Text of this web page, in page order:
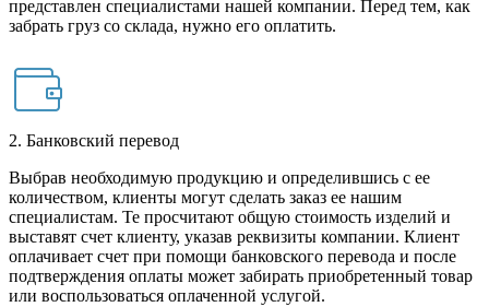
представлен специалистами нашей компании. Перед тем, как
забрать груз со склада, нужно его оплатить.
2. Банковский перевод
Выбрав необходимую продукцию и определившись с ее
количеством, клиенты могут сделать заказ ее нашим
специалистам. Те просчитают общую стоимость изделий и
выставят счет клиенту, указав реквизиты компании. Клиент
оплачивает счет при помощи банковского перевода и после
подтверждения оплаты может забирать приобретенный товар
или воспользоваться оплаченной услугой.